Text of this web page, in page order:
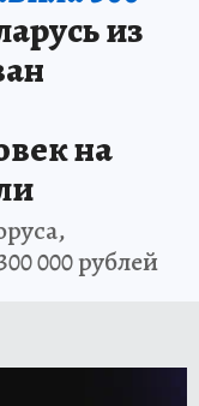
из
на
000 рублей